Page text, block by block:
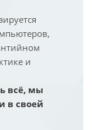
и
всё, мы
в своей